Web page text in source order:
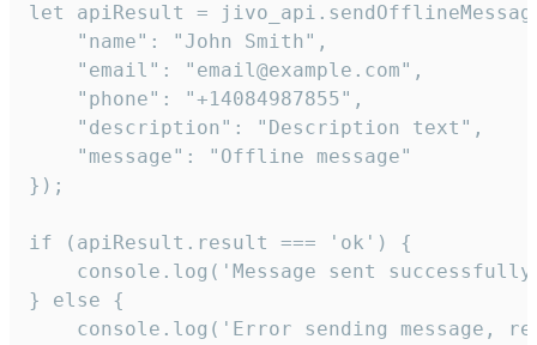
let apiResult =
    "name": "John Smith",
    "email": "email@example.com",
    "phone": "+14084987855",
    "description": "Description text",
    "message": "Offline message"
});
if (apiResult.result === 'ok') {
console.log('Message sent
} else {
console.log('Error sending message,